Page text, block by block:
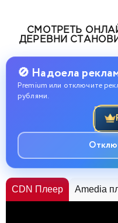
СМОТРЕТЬ
ДЕРЕВНИ
🚫 Надоела
Premium или отключите
рублями.
CDN Плеер Amedia